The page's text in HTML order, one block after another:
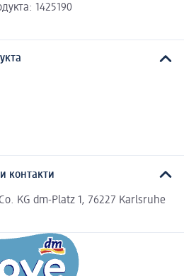
1425190
контакти
KG dm-Platz 1, 76227 Karlsruhe